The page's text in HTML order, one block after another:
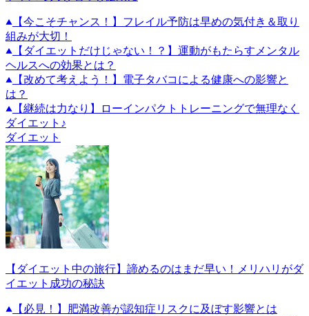
【今こそチャンス！】フレイル予防は早めの気付き＆取り
組みが大切！
【ダイエットだけじゃない！？】運動がもたらすメンタル
ヘルスへの効果とは？
【改めて考えよう！】電子タバコによる健康への影響と
は？
【継続は力なり】ローインパクトトレーニングで無理なく
ダイエット♪
ダイエット
【ダイエット中の旅行】諦めるのはまだ早い！メリハリがダ
イエット成功の秘訣
【必見！】肥満改善が認知症リスクに及ぼす影響とは